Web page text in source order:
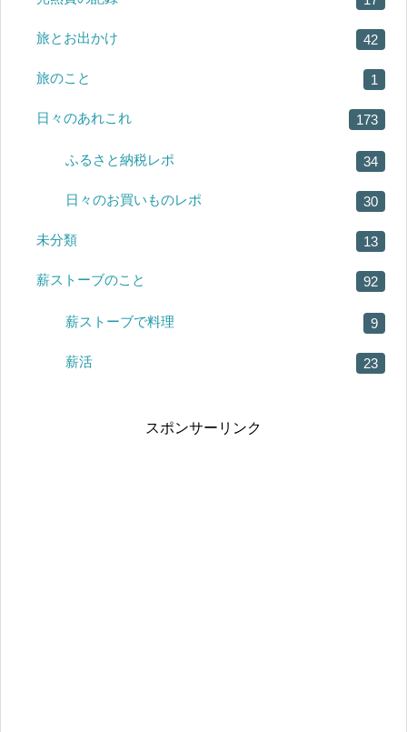
旅とお出かけ 42
旅のこと 1
日々のあれこれ 173
ふるさと納税レポ 34
日々のお買いものレポ 30
未分類 13
薪ストーブのこと 92
薪ストーブで料理 9
薪活 23
スポンサーリンク